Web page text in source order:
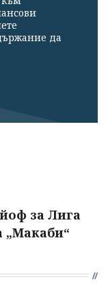
да
за Лига
„Макаби“